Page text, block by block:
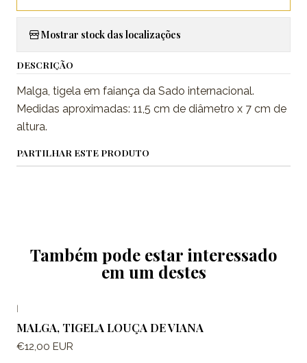
Mostrar stock das localizações
DESCRIÇÃO
Malga, tigela em faiança da Sado internacional.
Medidas aproximadas: 11,5 cm de diâmetro x 7 cm de
altura.
PARTILHAR ESTE PRODUTO
Também pode estar interessado
em um destes
|
MALGA, TIGELA LOUÇA DE VIANA
€12,00 EUR